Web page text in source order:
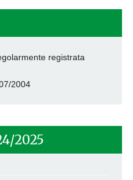
registrata
2004
2025